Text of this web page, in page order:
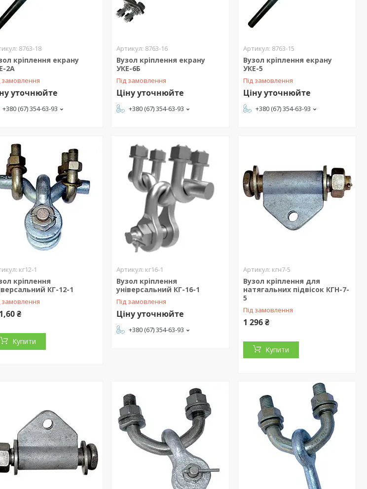
8763-18
кріплення екрану
2А
замовлення
уточнюйте
+380 (67) 354-63-93
8763-16
Вузол кріплення екрану
УКЕ-6Б
Під замовлення
Ціну уточнюйте
+380 (67) 354-63-93
8763-15
Вузол кріплення екрану
УКЕ-5
Під замовлення
Ціну уточнюйте
+380 (67) 354-63-93
кг12-1
кріплення
КГ-12-1
замовлення
₴
Купити
кг16-1
Вузол кріплення
універсальний КГ-16-1
Під замовлення
Ціну уточнюйте
+380 (67) 354-63-93
кгн7-5
Вузол кріплення для
натягальних підвісок КГН-7-
5
Під замовлення
1 296 ₴
Купити